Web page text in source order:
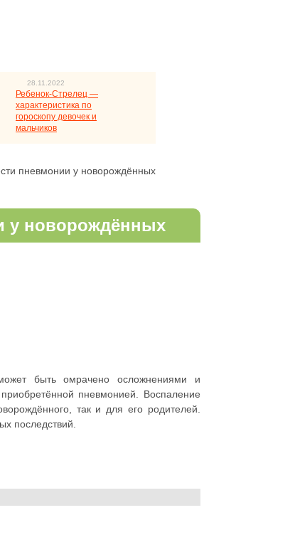
28.11.2022
Ребенок-Стрелец —
характеристика по
гороскопу девочек и
мальчиков
пневмонии у новорождённых
у новорождённых
быть омрачено осложнениями и
пневмонией. Воспаление
так и для его родителей.
последствий.